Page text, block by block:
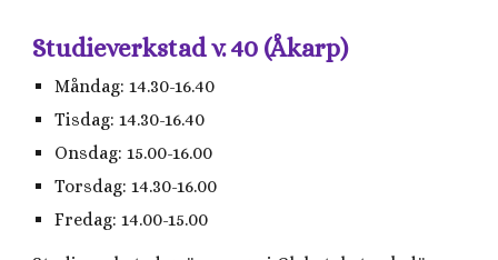
Studieverkstad v. 40 (Åkarp)
Måndag: 14.30-16.40
Tisdag: 14.30-16.40
Onsdag: 15.00-16.00
Torsdag: 14.30-16.00
Fredag: 14.00-15.00